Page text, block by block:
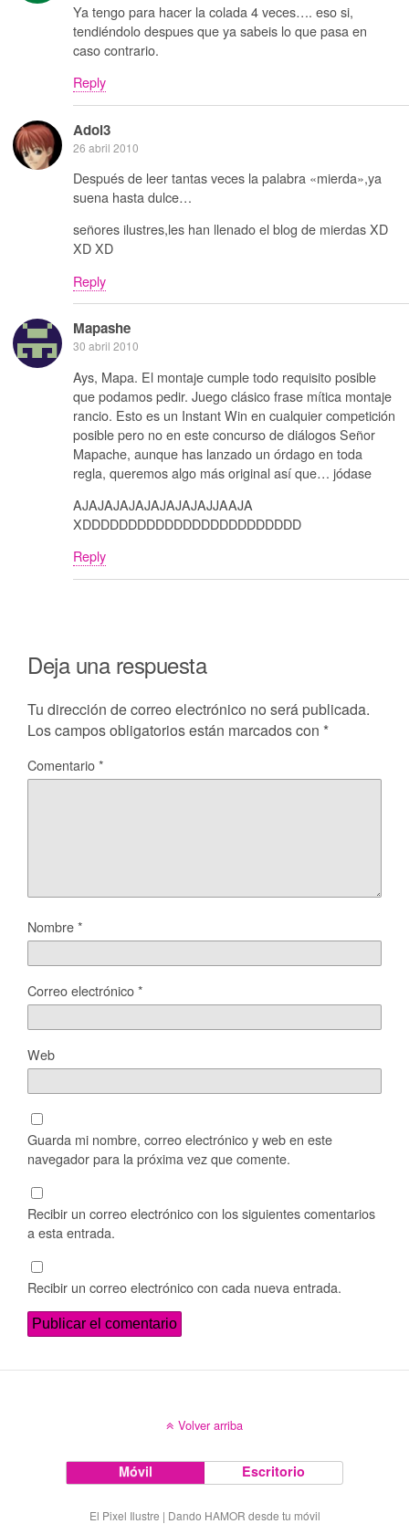
Ya tengo para hacer la colada 4 veces…. eso si,
tendiéndolo despues que ya sabeis lo que pasa en
caso contrario.
Reply
Adol3
26 abril 2010
Después de leer tantas veces la palabra «mierda»,ya
suena hasta dulce…
señores ilustres,les han llenado el blog de mierdas XD
XD XD
Reply
Mapashe
30 abril 2010
Ays, Mapa. El montaje cumple todo requisito posible
que podamos pedir. Juego clásico frase mítica montaje
rancio. Esto es un Instant Win en cualquier competición
posible pero no en este concurso de diálogos Señor
Mapache, aunque has lanzado un órdago en toda
regla, queremos algo más original así que… jódase
AJAJAJAJAJAJAJAJAJJAAJA
XDDDDDDDDDDDDDDDDDDDDDDDD
Reply
Deja una respuesta
Tu dirección de correo electrónico no será publicada.
Los campos obligatorios están marcados con *
Comentario*
Nombre*
Correo electrónico*
Web
Guarda mi nombre, correo electrónico y web en este
navegador para la próxima vez que comente.
Recibir un correo electrónico con los siguientes comentarios
a esta entrada.
Recibir un correo electrónico con cada nueva entrada.
Volver arriba
Móvil Escritorio
El Pixel Ilustre | Dando HAMOR desde tu móvil